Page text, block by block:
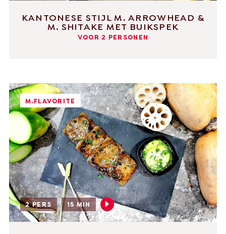
KANTONESE STIJL M. ARROWHEAD &
M. SHITAKE MET BUIKSPEK
VOOR 2 PERSONEN
M.FLAVORITE
2 PERS 15 MIN